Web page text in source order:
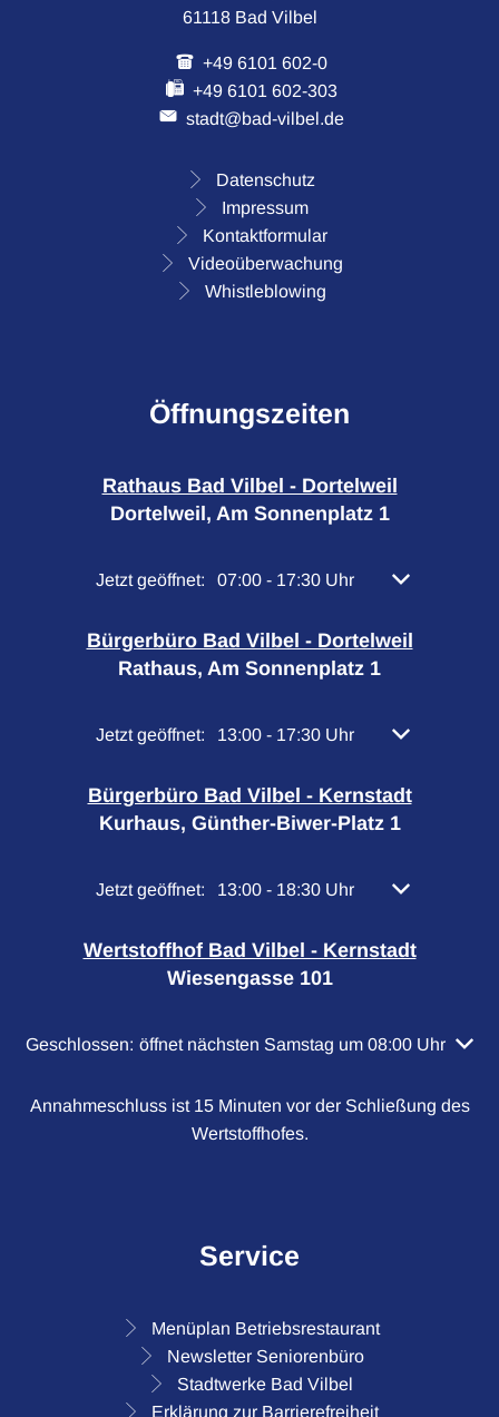
61118 Bad Vilbel
+49 6101 602-0
+49 6101 602-303
stadt@bad-vilbel.de
Datenschutz
Impressum
Kontaktformular
Videoüberwachung
Whistleblowing
Öffnungszeiten
Rathaus Bad Vilbel - Dortelweil
Dortelweil, Am Sonnenplatz 1
Klicken, um weitere Öffnungs- oder Schließzeiten
Jetzt geöffnet: 07:00 - 17:30 Uhr Von 07:00 bis
Bürgerbüro Bad Vilbel - Dortelweil
Rathaus, Am Sonnenplatz 1
Klicken, um weitere Öffnungs- oder Schließzeiten
Jetzt geöffnet: 13:00 - 17:30 Uhr Von 13:00 bis
Bürgerbüro Bad Vilbel - Kernstadt
Kurhaus, Günther-Biwer-Platz 1
Klicken, um weitere Öffnungs- oder Schließzeiten
Jetzt geöffnet: 13:00 - 18:30 Uhr Von 13:00 bis
Wertstoffhof Bad Vilbel - Kernstadt
Wiesengasse 101
Klicken, um weitere Öffnungs- oder Schließzeiten
Geschlossen: öffnet nächsten Samstag um 08:00 Uhr
Annahmeschluss ist 15 Minuten vor der Schließung des
Wertstoffhofes.
Service
Menüplan Betriebsrestaurant
Newsletter Seniorenbüro
Stadtwerke Bad Vilbel
Erklärung zur Barrierefreiheit